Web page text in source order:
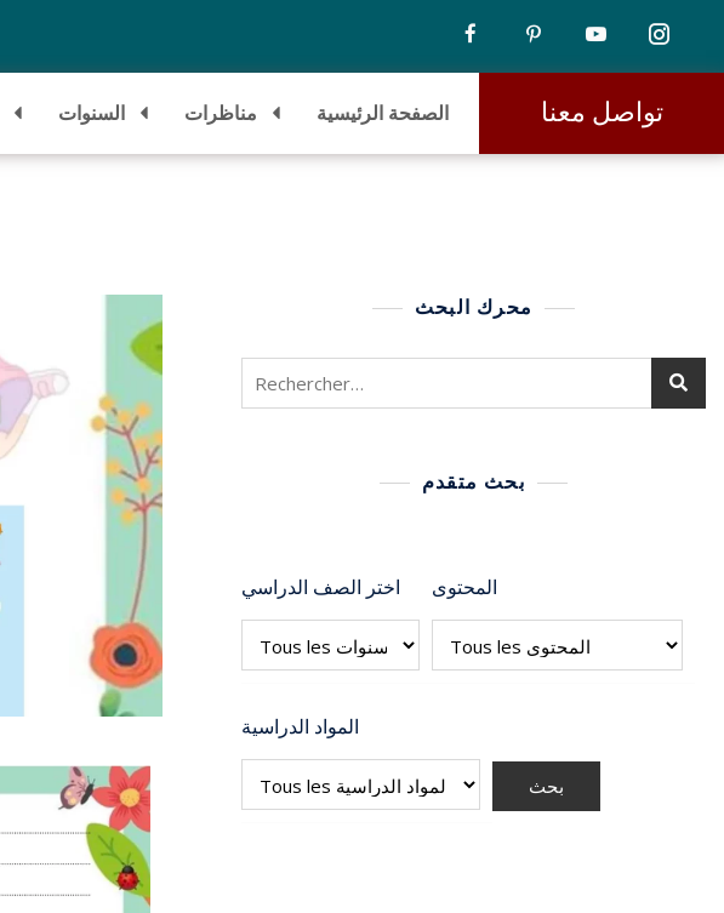
السنوات مناظرات الصفحة الرئيسية تواصل معنا
محرك البحث
بحث متقدم
اختر الصف الدراسي المحتوى
المواد الدراسية